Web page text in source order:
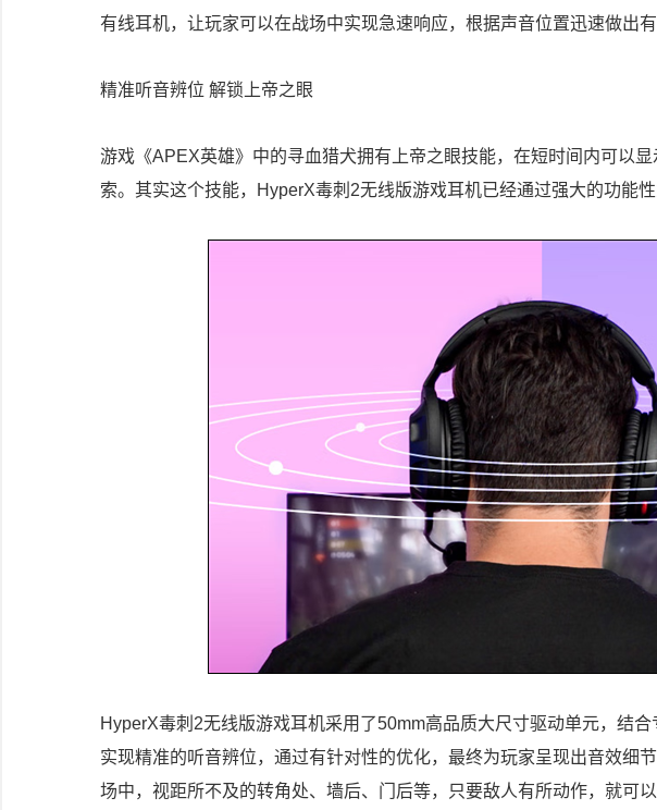
有线耳机，让玩家可以在战场中实现急速响应，根据声音位置迅速做出
精准听音辨位 解锁上帝之眼
游戏《APEX英雄》中的寻血猎犬拥有上帝之眼技能，在短时间内可以
索。其实这个技能，HyperX毒刺2无线版游戏耳机已经通过强大的功能性
HyperX毒刺2无线版游戏耳机采用了50mm高品质大尺寸驱动单元，结
实现精准的听音辨位，通过有针对性的优化，最终为玩家呈现出音效细
场中，视距所不及的转角处、墙后、门后等，只要敌人有所动作，就可